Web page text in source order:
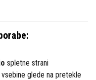
spletne strani
glede na pretekle